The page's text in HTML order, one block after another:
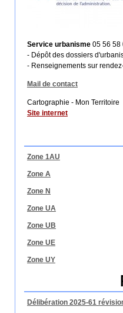
Service urbanisme 05 56 58
- Dépôt des dossiers
- Renseignements sur
Mail de contact
Cartographie - Mon Territoire
Site internet
Zone 1AU
Zone A
Zone N
Zone UA
Zone UB
Zone UE
Zone UY
Délibération 2025-61